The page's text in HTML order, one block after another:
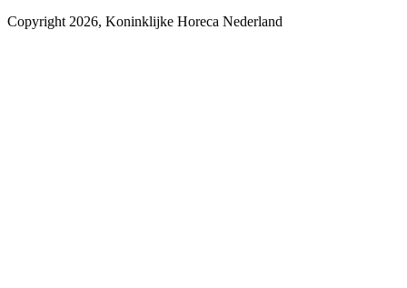
Copyright 2026, Koninklijke Horeca Nederland